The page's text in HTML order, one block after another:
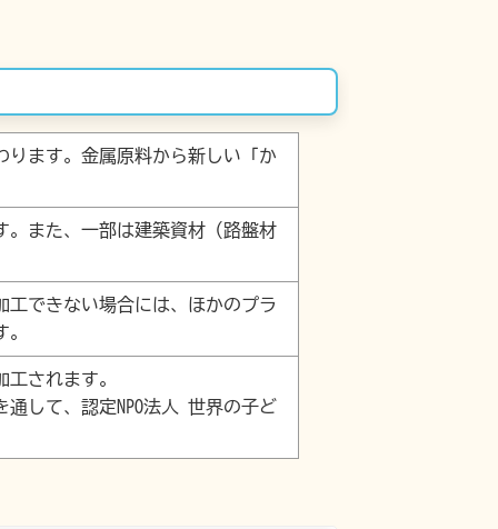
ります。金属原料から新しい「か
。また、一部は建築資材（路盤材
工できない場合には、ほかのプラ
されます。
して、認定NPO法人 世界の子ど